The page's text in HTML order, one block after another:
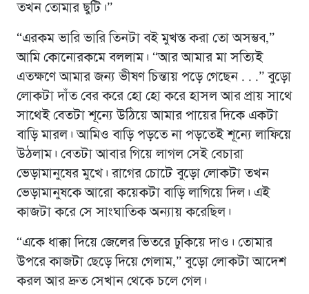
তখন তোমার ছুটি।”
“এরকম ভারি ভারি তিনটা বই মুখস্ত করা তো অসম্ভব,”
আমি কোনোরকমে বললাম। “আর আমার মা সত্যিই
এতক্ষণে আমার জন্য ভীষণ চিন্তায় পড়ে গেছেন . . .” বুড়ো
লোকটা দাঁত বের করে হো হো করে হাসল আর প্রায় সাথে
সাথেই বেতটা শূন্যে উঠিয়ে আমার পায়ের দিকে একটা
বাড়ি মারল। আমিও বাড়ি পড়তে না পড়তেই শূন্যে লাফিয়ে
উঠলাম। বেতটা আবার গিয়ে লাগল সেই বেচারা
ভেড়ামানুষের মুখে। রাগের চোটে বুড়ো লোকটা তখন
ভেড়ামানুষকে আরো কয়েকটা বাড়ি লাগিয়ে দিল। এই
কাজটা করে সে সাংঘাতিক অন্যায় করেছিল।
“একে ধাক্কা দিয়ে জেলের ভিতরে ঢুকিয়ে দাও। তোমার
উপরে কাজটা ছেড়ে দিয়ে গেলাম,” বুড়ো লোকটা আদেশ
করল আর দ্রুত সেখান থেকে চলে গেল।